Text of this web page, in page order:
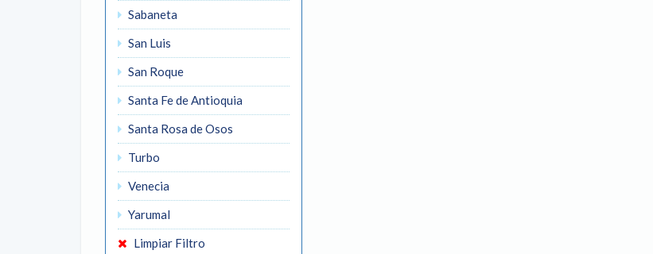
Sabaneta
San Luis
San Roque
Santa Fe de Antioquia
Santa Rosa de Osos
Turbo
Venecia
Yarumal
Limpiar Filtro